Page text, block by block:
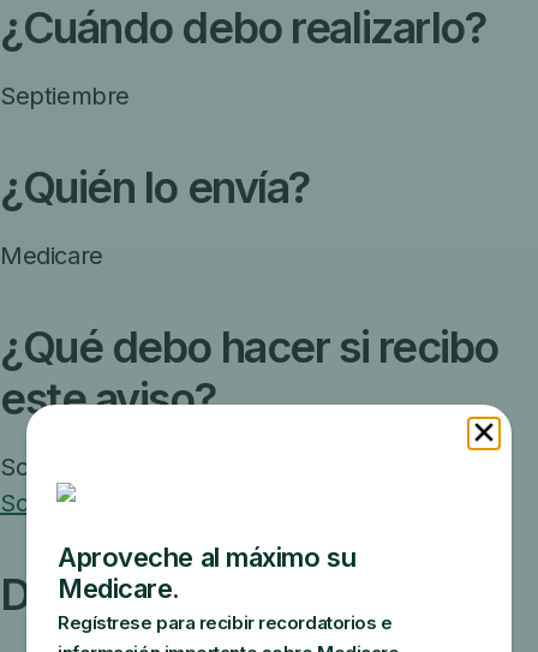
¿Cuándo debo realizarlo?
Septiembre
¿Quién lo envía?
Medicare
¿Qué debo hacer si recibo
este aviso?
Solicite ayuda adicional por medio del
Socialo de una
Descargar una muestra